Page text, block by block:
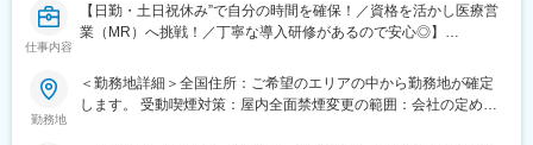
また、配属後も一人ひとりの知識とスキルレベルを上げるために
様々な研修をご用意しています。
《あなたの想いを実現する豊富なキャリアプランとサポート体
制！》
仕事内容
【日勤・土日祝休み”で自分の時間を確保！／資格を活かし医療営
業（MR）へ挑戦！／丁寧な導入研修があるので安心◎】
《資格と想いがあれば活躍できる！》
「誰かのためになる仕事がしたい」「社会貢献につながる仕事を
したい」という想いがあればOK！当社には、臨床経験を活かして
勤務地
＜勤務地詳細＞全国住所：ご希望のエリアの中から勤務地が確定
します。 受動喫煙対策：屋内全面禁煙変更の範囲：会社の定める